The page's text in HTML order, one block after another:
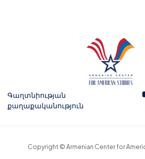
Գաղտնիության
քաղաքականություն
Copyright © Armenian Center for